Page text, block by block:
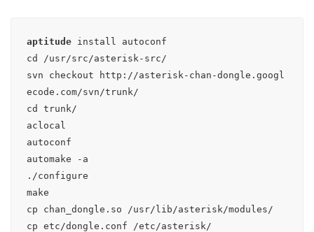
aptitude install autoconf
cd /usr/src/asterisk-src/
svn checkout
http://asterisk-chan-dongle.googl
ecode.com/svn/trunk/
cd trunk/
aclocal
autoconf
automake -a
./configure
make
cp chan_dongle.so /usr/lib/asterisk/modules/
cp etc/dongle.conf /etc/asterisk/